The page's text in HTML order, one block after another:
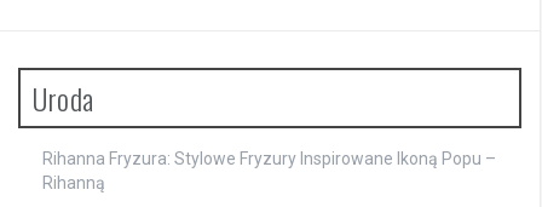
Uroda
Rihanna Fryzura: Stylowe Fryzury Inspirowane Ikoną Popu –
Rihanną